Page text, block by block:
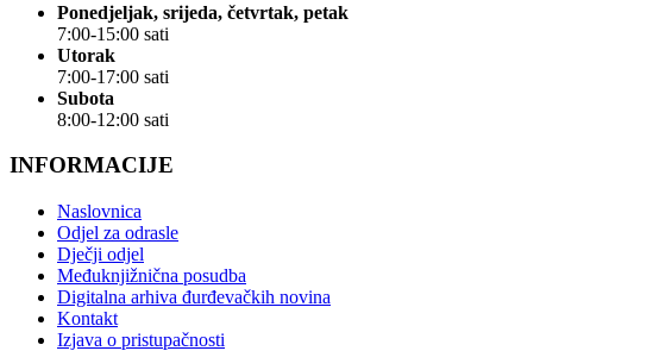
Ponedjeljak, srijeda, četvrtak, petak
7:00-15:00 sati
Utorak
7:00-17:00 sati
Subota
8:00-12:00 sati
INFORMACIJE
Naslovnica
Odjel za odrasle
Dječji odjel
Međuknjižnična posudba
Digitalna arhiva đurđevačkih novina
Kontakt
Izjava o pristupačnosti